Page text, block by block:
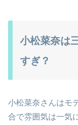
小松菜奈は
すぎ？
小松菜奈さんはモ
合で雰囲気は一気